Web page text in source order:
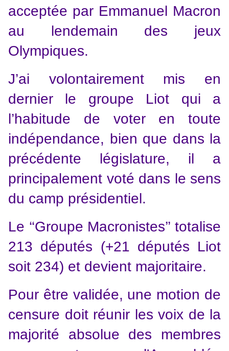
acceptée par Emmanuel Macron
au lendemain des jeux
Olympiques.
J’ai volontairement mis en
dernier le groupe Liot qui a
l’habitude de voter en toute
indépendance, bien que dans la
précédente législature, il a
principalement voté dans le sens
du camp présidentiel.
Le ‘‘Groupe Macronistes’’ totalise
213 députés (+21 députés Liot
soit 234) et devient majoritaire.
Pour être validée, une motion de
censure doit réunir les voix de la
majorité absolue des membres